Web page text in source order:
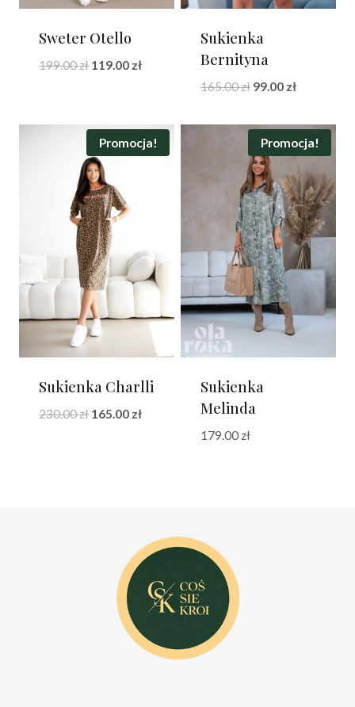
Sweter Otello
199.00zł Pierwotna
119.00 złAktualna
119.00 zł.
Sukienka
Bernityna
165.00zł Pierwotna
wynosiła:
165.00 zł.
99.00 złAktualna
wynosi:
99.00 zł.
Promocja!
Sukienka Charlli
230.00zł Pierwotna
165.00 złAktualna
Promocja!
Sukienka
Melinda
179.00 zł